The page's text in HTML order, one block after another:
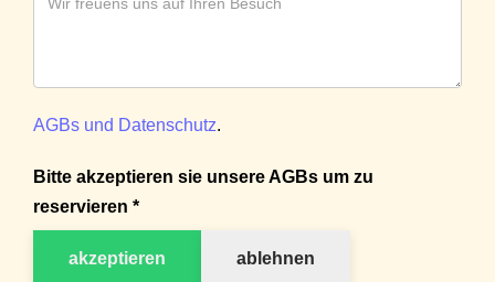
AGBs und Datenschutz.
Bitte akzeptieren sie unsere AGBs um zu
reservieren *
akzeptieren ablehnen